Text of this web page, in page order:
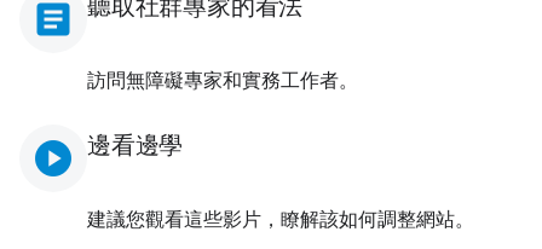
article 聽取社群專家的看法
訪問無障礙專家和實務工作者。
play_circle 邊看邊學
建議您觀看這些影片，瞭解該如何調整網站。